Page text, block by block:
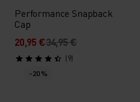
Performance Snapback
Cap
20,95 €34,95 €
(9)
-20 %